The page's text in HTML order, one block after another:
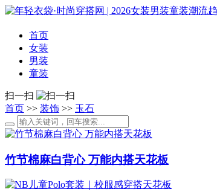
首页
女装
男装
童装
扫一扫
首页 >> 装饰 >> 玉石
竹节棉麻白背心 万能内搭天花板